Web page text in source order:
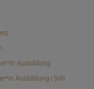
Ausbildung
Ausbildung | 50h